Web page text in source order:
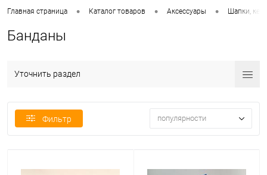
Главная страница • Каталог товаров • Аксессуары • Шапки,
Банданы
Уточнить раздел
Фильтр популярности